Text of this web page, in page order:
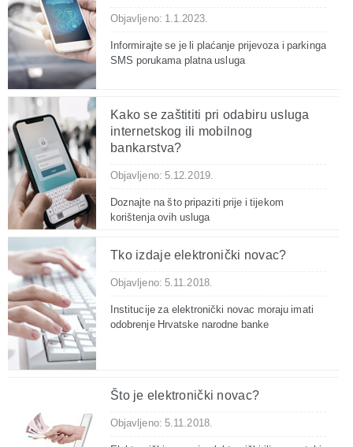
Objavljeno: 1.1.2023.
Informirajte se je li plaćanje prijevoza i parkinga
SMS porukama platna usluga
Kako se zaštititi pri odabiru usluga
internetskog ili mobilnog
bankarstva?
Objavljeno: 5.12.2019.
Doznajte na što pripaziti prije i tijekom
korištenja ovih usluga
Tko izdaje elektronički novac?
Objavljeno: 5.11.2018.
Institucije za elektronički novac moraju imati
odobrenje Hrvatske narodne banke
Što je elektronički novac?
Objavljeno: 5.11.2018.